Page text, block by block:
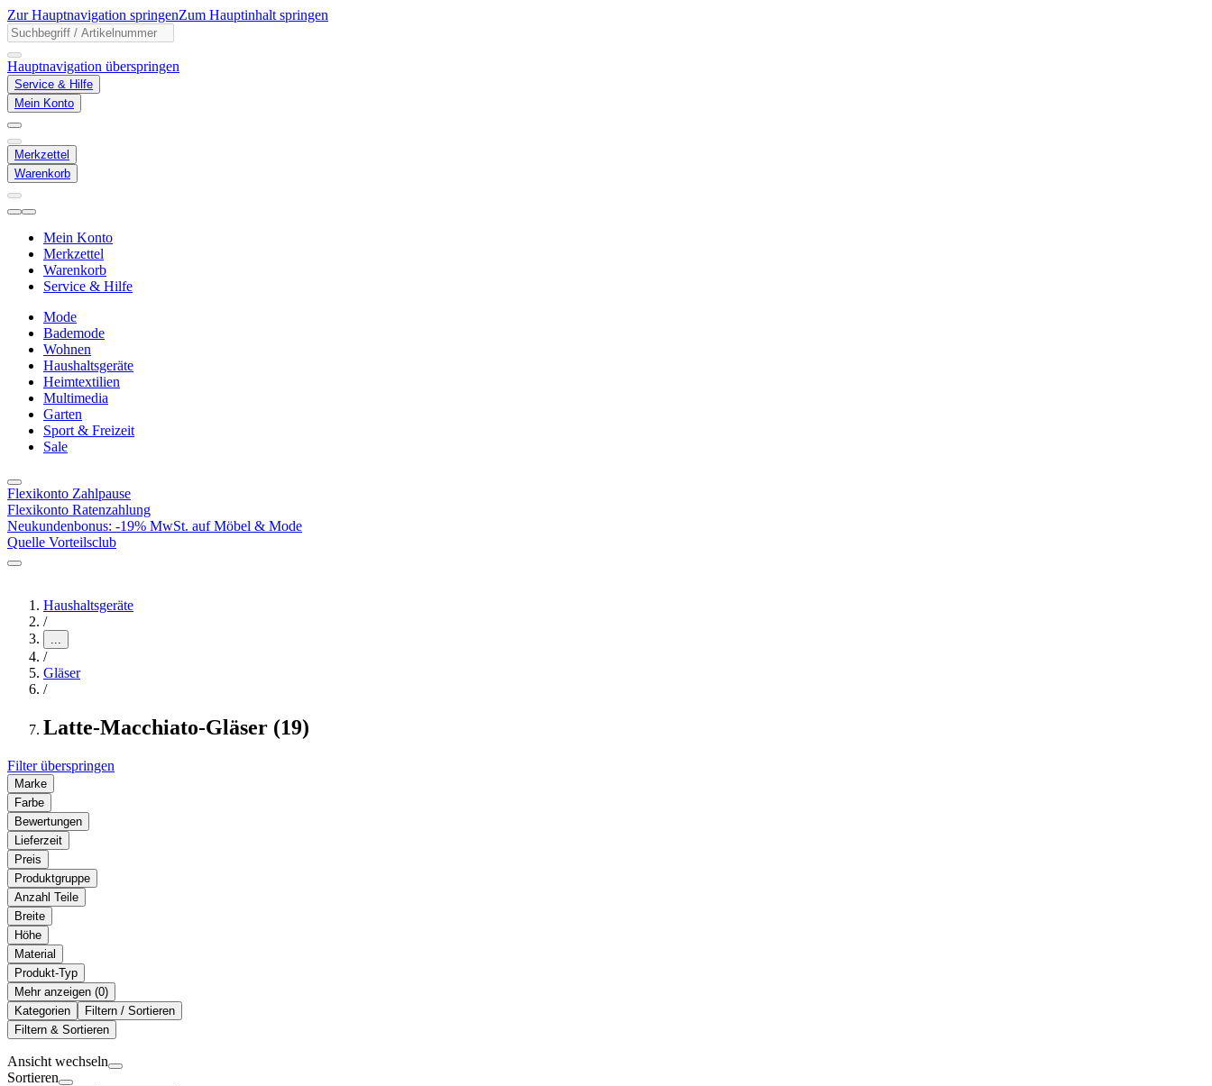
Zur Hauptnavigation springenZum Hauptinhalt springen
Hauptnavigation überspringen
Service & Hilfe
Mein Konto
Merkzettel
Warenkorb
Mein Konto
Merkzettel
Warenkorb
Service & Hilfe
Mode
Bademode
Wohnen
Haushaltsgeräte
Heimtextilien
Multimedia
Garten
Sport & Freizeit
Sale
Flexikonto Zahlpause
Flexikonto Ratenzahlung
Neukundenbonus: -19% MwSt. auf Möbel & Mode
Quelle Vorteilsclub
Haushaltsgeräte
/
...
/
Gläser
/
Latte-Macchiato-Gläser (19)
Filter überspringen
Marke
Farbe
Bewertungen
Lieferzeit
Preis
Produktgruppe
Anzahl Teile
Breite
Höhe
Material
Produkt-Typ
Mehr anzeigen ( )
Kategorien
Filtern / Sortieren
Filtern & Sortieren
Ansicht wechseln
Sortieren